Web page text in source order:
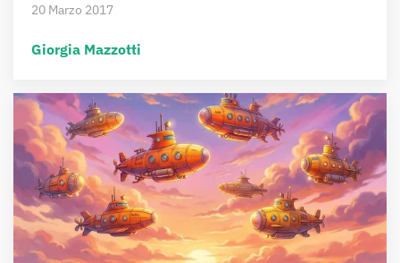
20 Marzo 2017
Giorgia Mazzotti